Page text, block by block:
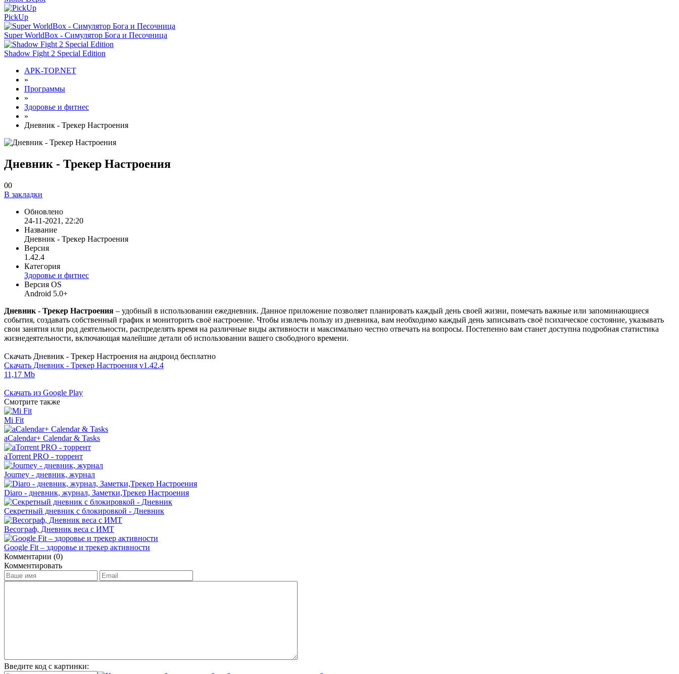
PickUp
Super WorldBox - Симулятор Бога и Песочница
Shadow Fight 2 Special Edition
APK-TOP.NET
»
Программы
»
Здоровье и фитнес
»
Дневник - Трекер Настроения
Дневник - Трекер Настроения
00
В закладки
Обновлено
24-11-2021, 22:20
Название
Дневник - Трекер Настроения
Версия
1.42.4
Категория
Здоровье и фитнес
Версия OS
Android 5.0+
Дневник - Трекер Настроения – удобный в использовании ежедневник. Данное приложение позволяет планировать каждый день своей жизни, помечать важные или запоминающиеся
события, создавать собственный график и мониторить своё настроение. Чтобы извлечь пользу из дневника, вам необходимо каждый день записывать своё психическое состояние, указывать
свои занятия или род деятельности, распределять время на различные виды активности и максимально честно отвечать на вопросы. Постепенно вам станет доступна подробная статистика
жизнедеятельности, включающая малейшие детали об использовании вашего свободного времени.
Скачать Дневник - Трекер Настроения на андроид бесплатно
Скачать Дневник - Трекер Настроения v1.42.4
11,17 Mb
Скачать из Google Play
Смотрите также
Mi Fit
aCalendar+ Calendar & Tasks
aTorrent PRO - торрент
Journey - дневник, журнал
Diaro - дневник, журнал, Заметки,Трекер Настроения
Секретный дневник с блокировкой - Дневник
Весограф, Дневник веса с ИМТ
Google Fit – здоровье и трекер активности
Комментарии (0)
Комментировать
Введите код с картинки: